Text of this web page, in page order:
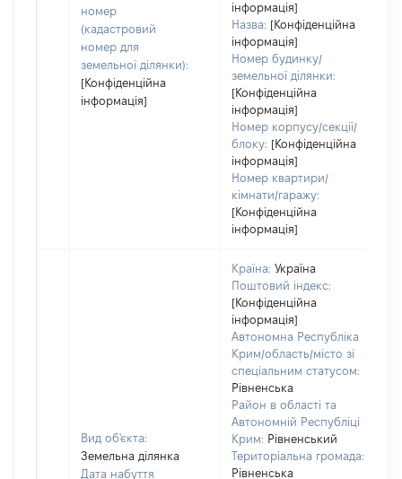
номер
(кадастровий
номер для
земельної ділянки):
[Конфіденційна
інформація]
інформація]
Назва: [Конфіденційна
інформація]
Номер будинку/
земельної ділянки:
[Конфіденційна
інформація]
Номер корпусу/секції/
блоку: [Конфіденційна
інформація]
Номер квартири/
кімнати/гаражу:
[Конфіденційна
інформація]
Вид об'єкта:
Земельна ділянка
Дата набуття
Країна: Україна
Поштовий індекс:
[Конфіденційна
інформація]
Автономна Республіка
Крим/область/місто зі
спеціальним статусом:
Рівненська
Район в області та
Автономній Республіці
Крим: Рівненський
Територіальна громада:
Рівненська